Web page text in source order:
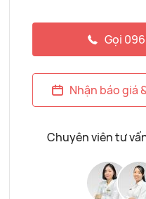
Gọi
Nhận báo giá
Chuyên viên tư